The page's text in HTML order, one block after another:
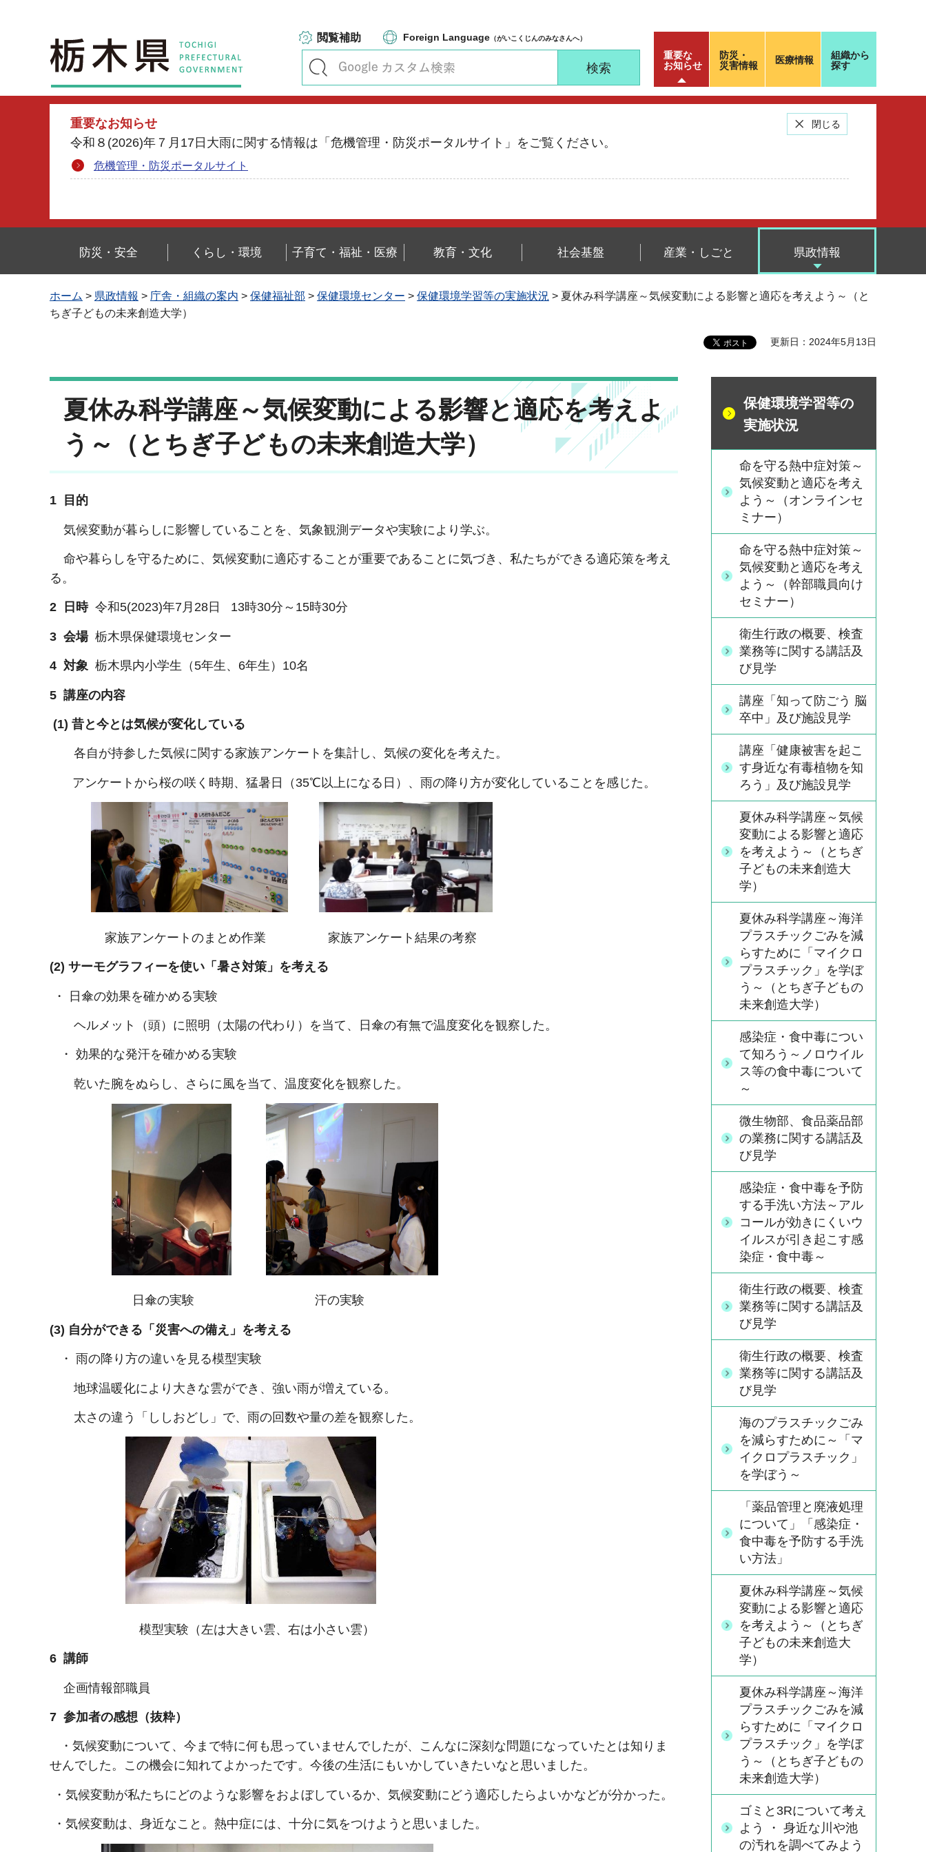
栃木県
閲覧補助 Foreign Language （がいこくじんのみなさんへ）
重要な
お知らせ
重要なお知らせ
令和８(2026)年７月17日大雨に関する情報は「危機管理・防災ポータルサイト」をご覧ください。
危機管理・防災ポータルサイト
閉じる
防災・
災害情報
医療情報
組織から
探す
防災・安全 くらし・環境 子育て・福祉・医療 教育・文化 社会基盤 産業・しごと 県政情報
ホーム > 県政情報 > 庁舎・組織の案内 > 保健福祉部 > 保健環境センター > 保健環境学習等の実施状況 > 夏休み科学講座～気候変動による影響と適応を考えよう～（と
ちぎ子どもの未来創造大学）
更新日：2024年5月13日
夏休み科学講座～気候変動による影響と適応を考えよ
う～（とちぎ子どもの未来創造大学）
1 目的
気候変動が暮らしに影響していることを、気象観測データや実験により学ぶ。
命や暮らしを守るために、気候変動に適応することが重要であることに気づき、私たちができる適応策を考え
る。
2 日時令和5(2023)年7月28日 13時30分～15時30分
3 会場栃木県保健環境センター
4 対象 栃木県内小学生（5年生、6年生）10名
5 講座の内容
(1) 昔と今とは気候が変化している
各自が持参した気候に関する家族アンケートを集計し、気候の変化を考えた。
アンケートから桜の咲く時期、猛暑日（35℃以上になる日）、雨の降り方が変化していることを感じた。
家族アンケートのまとめ作業 家族アンケート結果の考察
(2) サーモグラフィーを使い「暑さ対策」を考える
・ 日傘の効果を確かめる実験
ヘルメット（頭）に照明（太陽の代わり）を当て、日傘の有無で温度変化を観察した。
・ 効果的な発汗を確かめる実験
乾いた腕をぬらし、さらに風を当て、温度変化を観察した。
日傘の実験 汗の実験
(3) 自分ができる「災害への備え」を考える
・ 雨の降り方の違いを見る模型実験
地球温暖化により大きな雲ができ、強い雨が増えている。
太さの違う「ししおどし」で、雨の回数や量の差を観察した。
模型実験（左は大きい雲、右は小さい雲）
6 講師
企画情報部職員
7 参加者の感想（抜粋）
・気候変動について、今まで特に何も思っていませんでしたが、こんなに深刻な問題になっていたとは知りま
せんでした。この機会に知れてよかったです。今後の生活にもいかしていきたいなと思いました。
・気候変動が私たちにどのような影響をおよぼしているか、気候変動にどう適応したらよいかなどが分かった。
・気候変動は、身近なこと。熱中症には、十分に気をつけようと思いました。
保健環境学習等の
実施状況
命を守る熱中症対策～
気候変動と適応を考え
よう～（オンラインセ
ミナー）
命を守る熱中症対策～
気候変動と適応を考え
よう～（幹部職員向け
セミナー）
衛生行政の概要、検査
業務等に関する講話及
び見学
講座「知って防ごう 脳
卒中」及び施設見学
講座「健康被害を起こ
す身近な有毒植物を知
ろう」及び施設見学
夏休み科学講座～気候
変動による影響と適応
を考えよう～（とちぎ
子どもの未来創造大
学）
夏休み科学講座～海洋
プラスチックごみを減
らすために「マイクロ
プラスチック」を学ぼ
う～（とちぎ子どもの
未来創造大学）
感染症・食中毒につい
て知ろう～ノロウイル
ス等の食中毒について
～
微生物部、食品薬品部
の業務に関する講話及
び見学
感染症・食中毒を予防
する手洗い方法～アル
コールが効きにくいウ
イルスが引き起こす感
染症・食中毒～
衛生行政の概要、検査
業務等に関する講話及
び見学
衛生行政の概要、検査
業務等に関する講話及
び見学
海のプラスチックごみ
を減らすために～「マ
イクロプラスチック」
を学ぼう～
「薬品管理と廃液処理
について」「感染症・
食中毒を予防する手洗
い方法」
夏休み科学講座～気候
変動による影響と適応
を考えよう～（とちぎ
子どもの未来創造大
学）
夏休み科学講座～海洋
プラスチックごみを減
らすために「マイクロ
プラスチック」を学ぼ
う～（とちぎ子どもの
未来創造大学）
ゴミと3Rについて考え
よう ・ 身近な川や池
の汚れを調べてみよう